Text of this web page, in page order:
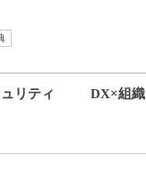
リティ DX×組織